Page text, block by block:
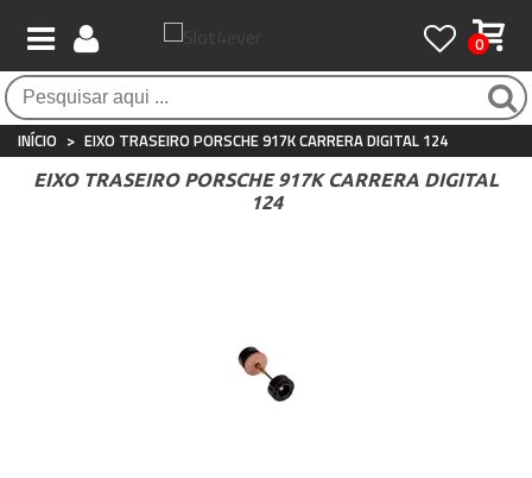
0
Atendimento ao Cliente
Whatsapp+34 697 854 500
Frete grátis / 24 horas
Para compras acima de €90
Pagamento 100% seguro
Compras seguras com SSL o tempo todo
INÍCIO > EIXO TRASEIRO PORSCHE 917K CARRERA DIGITAL 124
EIXO TRASEIRO PORSCHE 917K CARRERA DIGITAL
124